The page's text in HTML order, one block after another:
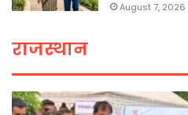
August 7, 2026
राजस्थान